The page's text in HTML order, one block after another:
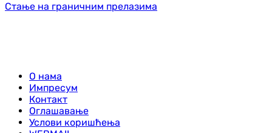
Стање на граничним прелазима
О нама
Импресум
Контакт
Оглашавање
Услови коришћења